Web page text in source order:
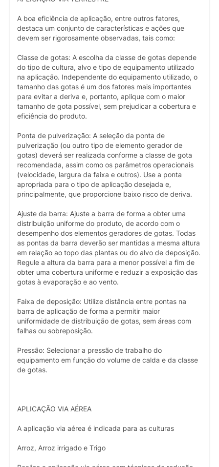
A boa eficiência de aplicação, entre outros fatores,
destaca um conjunto de características e ações que
devem ser rigorosamente observadas, tais como:
Classe de gotas: A escolha da classe de gotas depende
do tipo de cultura, alvo e tipo de equipamento utilizado
na aplicação. Independente do equipamento utilizado, o
tamanho das gotas é um dos fatores mais importantes
para evitar a deriva e, portanto, aplique com o maior
tamanho de gota possível, sem prejudicar a cobertura e
eficiência do produto.
Ponta de pulverização: A seleção da ponta de
pulverização (ou outro tipo de elemento gerador de
gotas) deverá ser realizada conforme a classe de gota
recomendada, assim como os parâmetros operacionais
(velocidade, largura da faixa e outros). Use a ponta
apropriada para o tipo de aplicação desejada e,
principalmente, que proporcione baixo risco de deriva.
Ajuste da barra: Ajuste a barra de forma a obter uma
distribuição uniforme do produto, de acordo com o
desempenho dos elementos geradores de gotas. Todas
as pontas da barra deverão ser mantidas a mesma altura
em relação ao topo das plantas ou do alvo de deposição.
Regule a altura da barra para a menor possível a fim de
obter uma cobertura uniforme e reduzir a exposição das
gotas à evaporação e ao vento.
Faixa de deposição: Utilize distância entre pontas na
barra de aplicação de forma a permitir maior
uniformidade de distribuição de gotas, sem áreas com
falhas ou sobreposição.
Pressão: Selecionar a pressão de trabalho do
equipamento em função do volume de calda e da classe
de gotas.
APLICAÇÃO VIA AÉREA
A aplicação via aérea é indicada para as culturas
Arroz, Arroz irrigado e Trigo